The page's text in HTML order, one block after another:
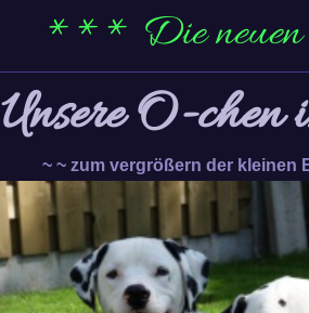
*** Die
Unsere O-chen
~ ~ zum vergrößern der kleinen